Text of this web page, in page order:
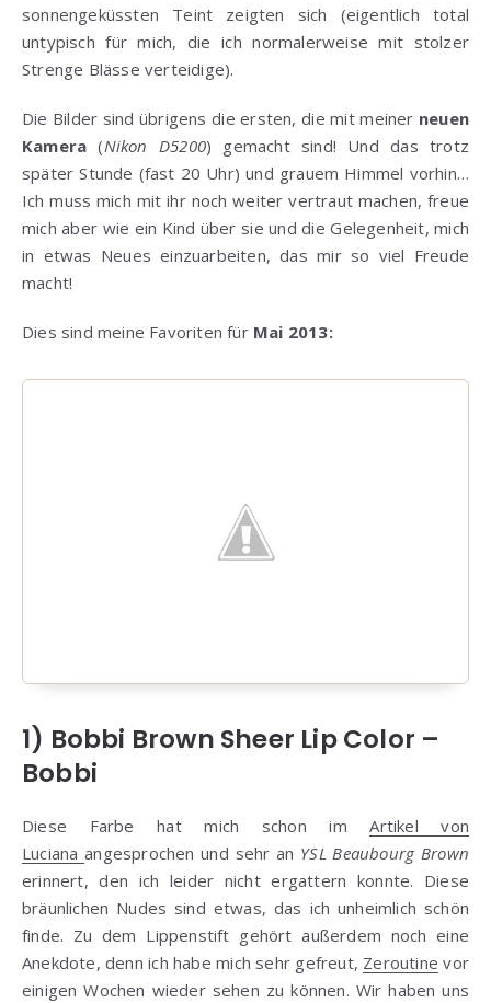
sonnengeküssten Teint zeigten sich (eigentlich total
untypisch für mich, die ich normalerweise mit stolzer
Strenge Blässe verteidige).
Die Bilder sind übrigens die ersten, die mit meiner neuen
Kamera (Nikon D5200) gemacht sind! Und das trotz
später Stunde (fast 20 Uhr) und grauem Himmel vorhin…
Ich muss mich mit ihr noch weiter vertraut machen, freue
mich aber wie ein Kind über sie und die Gelegenheit, mich
in etwas Neues einzuarbeiten, das mir so viel Freude
macht!
Dies sind meine Favoriten für Mai 2013:
1) Bobbi Brown Sheer Lip Color –
Bobbi
Diese Farbe hat mich schon imArtikel von
Lucianaangesprochen und sehr an YSL Beaubourg Brown
erinnert, den ich leider nicht ergattern konnte. Diese
bräunlichen Nudes sind etwas, das ich unheimlich schön
finde. Zu dem Lippenstift gehört außerdem noch eine
Anekdote, denn ich habe mich sehr gefreut, Zeroutine vor
einigen Wochen wieder sehen zu können. Wir haben uns